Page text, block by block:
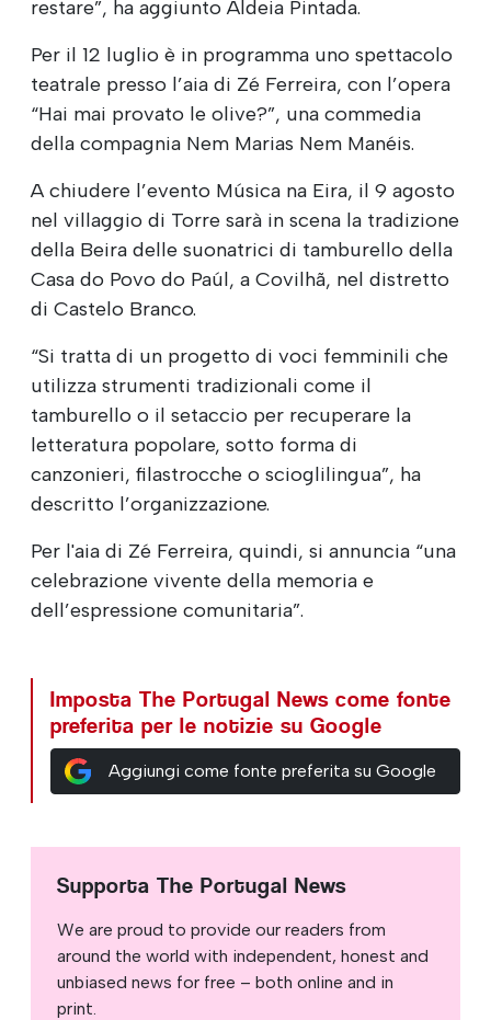
restare”, ha aggiunto Aldeia Pintada.
Per il 12 luglio è in programma uno spettacolo
teatrale presso l’aia di Zé Ferreira, con l’opera
“Hai mai provato le olive?”, una commedia
della compagnia Nem Marias Nem Manéis.
A chiudere l’evento Música na Eira, il 9 agosto
nel villaggio di Torre sarà in scena la tradizione
della Beira delle suonatrici di tamburello della
Casa do Povo do Paúl, a Covilhã, nel distretto
di Castelo Branco.
“Si tratta di un progetto di voci femminili che
utilizza strumenti tradizionali come il
tamburello o il setaccio per recuperare la
letteratura popolare, sotto forma di
canzonieri, filastrocche o scioglilingua”, ha
descritto l’organizzazione.
Per l'aia di Zé Ferreira, quindi, si annuncia “una
celebrazione vivente della memoria e
dell’espressione comunitaria”.
Imposta The Portugal News come fonte
preferita per le notizie su Google
Aggiungi come fonte preferita su Google
Supporta The Portugal News
We are proud to provide our readers from
around the world with independent, honest and
unbiased news for free – both online and in
print.